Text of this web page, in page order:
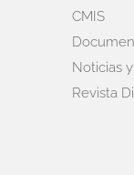
CMIS
Noticias
Revista